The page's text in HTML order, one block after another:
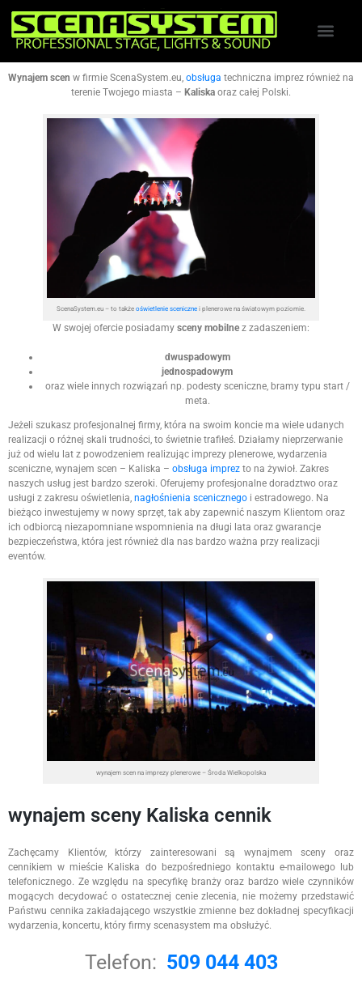
Wynajem scen w firmie ScenaSystem.eu, obsługa techniczna imprez również na
terenie Twojego miasta – Kaliska oraz całej Polski.
ScenaSystem.eu – to także oświetlenie scenicznei plenerowe na światowym poziomie.
W swojej ofercie posiadamy sceny mobilne z zadaszeniem:
dwuspadowym
jednospadowym
oraz wiele innych rozwiązań np. podesty sceniczne, bramy typu start /
meta.
Jeżeli szukasz profesjonalnej firmy, która na swoim koncie ma wiele udanych
realizacji o różnej skali trudności, to świetnie trafiłeś. Działamy nieprzerwanie
już od wielu lat z powodzeniem realizując imprezy plenerowe, wydarzenia
sceniczne, wynajem scen – Kaliska – obsługa imprez to na żywioł. Zakres
naszych usług jest bardzo szeroki. Oferujemy profesjonalne doradztwo oraz
usługi z zakresu oświetlenia, nagłośnienia scenicznego i estradowego. Na
bieżąco inwestujemy w nowy sprzęt, tak aby zapewnić naszym Klientom oraz
ich odbiorcą niezapomniane wspomnienia na długi lata oraz gwarancje
bezpieczeństwa, która jest również dla nas bardzo ważna przy realizacji
eventów.
wynajem scen na imprezy plenerowe – Środa Wielkopolska
wynajem sceny Kaliska cennik
Zachęcamy Klientów, którzy zainteresowani są wynajmem sceny oraz
cennikiem w mieście Kaliska do bezpośredniego kontaktu e-mailowego lub
telefonicznego. Ze względu na specyfikę branży oraz bardzo wiele czynników
mogących decydować o ostatecznej cenie zlecenia, nie możemy przedstawić
Państwu cennika zakładającego wszystkie zmienne bez dokładnej specyfikacji
wydarzenia, koncertu, który firmy scenasystem ma obsłużyć.
Telefon: 509 044 403